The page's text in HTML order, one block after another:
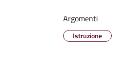
Argomenti
Istruzione